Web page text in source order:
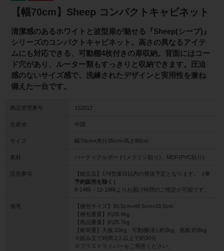
【幅70cm】Sheep コンパクトキャビネット
清潔感のあるホワイトと波型扉が魅せる『Sheep(シープ)』
シリーズのコンパクトキャビネット。高さの異なるアイテ
ムにも対応できる、可動棚4枚付きの扉収納。背面にはコー
ド穴があり、ルーター類もすっきりと収納できます。圧迫
感のないサイズ感で、洗練されたデザインと実用性を兼ね
備えた一台です。
商品管理番号 152012
生産地 中国
サイズ 幅70cm×奥行35cm×高さ80cm
素材 パーティクルボード(メラミン貼り)、MDF(PVC貼り)
注意事項 【組立品】1?4営業日以内の発送予定となります。
（※
予約販売を除く）
8-14時・12-18時よりお届け時間のご指定が可能です。
備考
【梱包サイズ】90.5cm×48.5cm×18.5cm
【梱包重量】約28.4kg
【商品重量】約25.7kg
【耐荷重】天板:15kg、可動棚(各):約3kg、底板:約8kg
※組み立て時間:2人以上で約30分
※プラスドライバーをご用意ください。